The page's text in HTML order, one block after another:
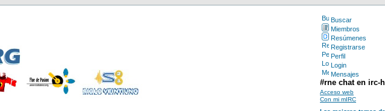
Buscar
Miembros
Resúmenes
Registrarse
Perfil
Login
Mensajes
#rne chat en irc-
Acceso web
Con mi mIRC